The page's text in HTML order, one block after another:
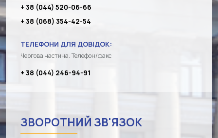
+ 38 (044) 520-06-66
+ 38 (068) 354-42-54
ТЕЛЕФОНИ ДЛЯ ДОВІДОК:
Чергова частина. Телефон/факс
+ 38 (044) 246-94-91
ЗВОРОТНИЙ ЗВ'ЯЗОК